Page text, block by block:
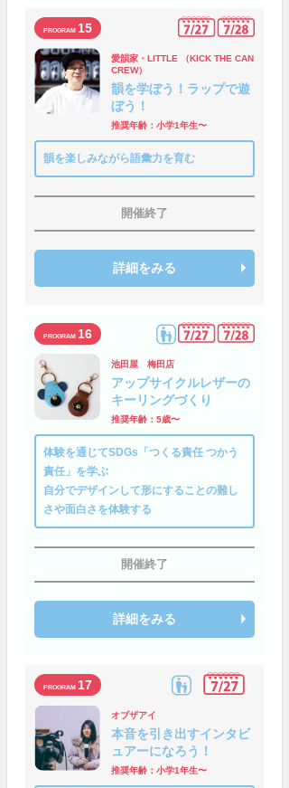
15
愛韻家・LITTLE （KICK THE CAN
CREW）
韻を学ぼう！ラップで遊
ぼう！
推奨年齢：小学1年生〜
韻を楽しみながら語彙力を育む
開催終了
詳細をみる
16
池田屋 梅田店
アップサイクルレザーの
キーリングづくり
推奨年齢：5歳〜
体験を通じてSDGs「つくる責任 つかう
責任」を学ぶ
自分でデザインして形にすることの難し
さや面白さを体験する
開催終了
詳細をみる
17
オブザアイ
本音を引き出すインタビ
ュアーになろう！
推奨年齢：小学1年生〜